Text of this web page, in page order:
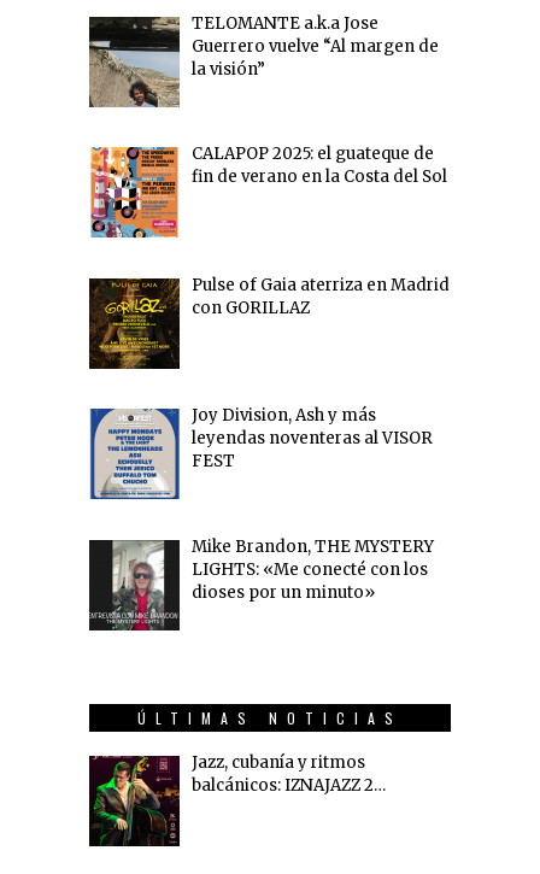
TELOMANTE a.k.a Jose
Guerrero vuelve “Al margen de
la visión”
CALAPOP 2025: el guateque de
fin de verano en la Costa del Sol
Pulse of Gaia aterriza en Madrid
con GORILLAZ
Joy Division, Ash y más
leyendas noventeras al VISOR
FEST
Mike Brandon, THE MYSTERY
LIGHTS: «Me conecté con los
dioses por un minuto»
ÚLTIMAS NOTICIAS
Jazz, cubanía y ritmos
balcánicos: IZNAJAZZ 2…